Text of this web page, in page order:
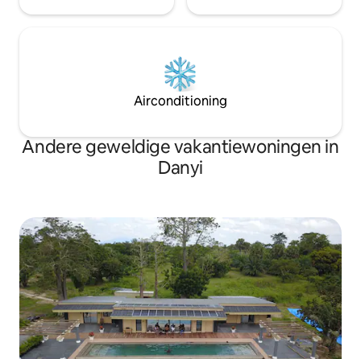
Airconditioning
Andere geweldige vakantiewoningen in
Danyi